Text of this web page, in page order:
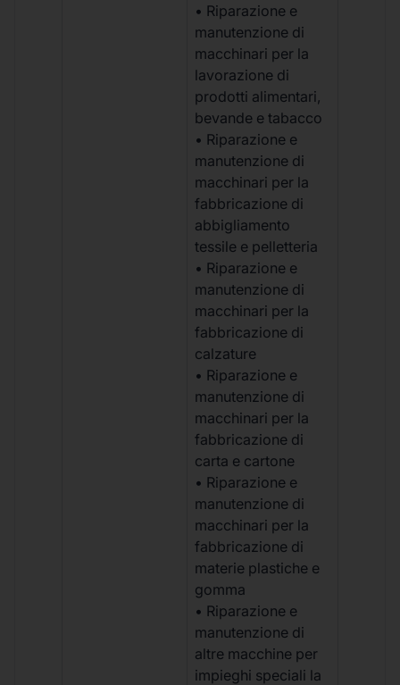
• Riparazione e
manutenzione di
macchinari per la
lavorazione di
prodotti alimentari,
bevande e tabacco
• Riparazione e
manutenzione di
macchinari per la
fabbricazione di
abbigliamento
tessile e pelletteria
• Riparazione e
manutenzione di
macchinari per la
fabbricazione di
calzature
• Riparazione e
manutenzione di
macchinari per la
fabbricazione di
carta e cartone
• Riparazione e
manutenzione di
macchinari per la
fabbricazione di
materie plastiche e
gomma
• Riparazione e
manutenzione di
altre macchine per
impieghi speciali la